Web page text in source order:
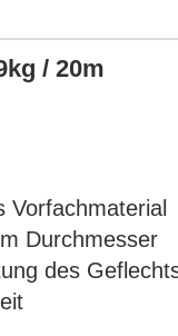
/ 20m
Durchmesser
des